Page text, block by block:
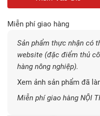
Miễn phí giao hàng
Sản phẩm thực nhận có
website (đặc điểm thủ
hàng nông nghiệp).
Xem ảnh sản phẩm đã
Miễn phí giao hàng NỘI